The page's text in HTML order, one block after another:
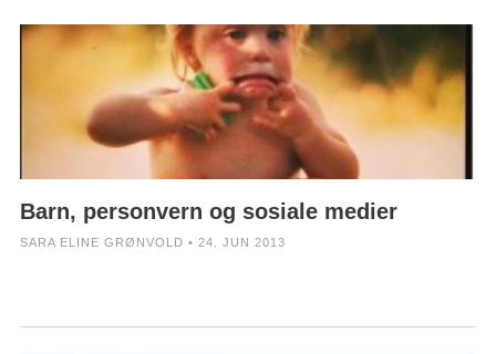
Barn, personvern og sosiale medier
SARA ELINE GRØNVOLD • 24. JUN 2013